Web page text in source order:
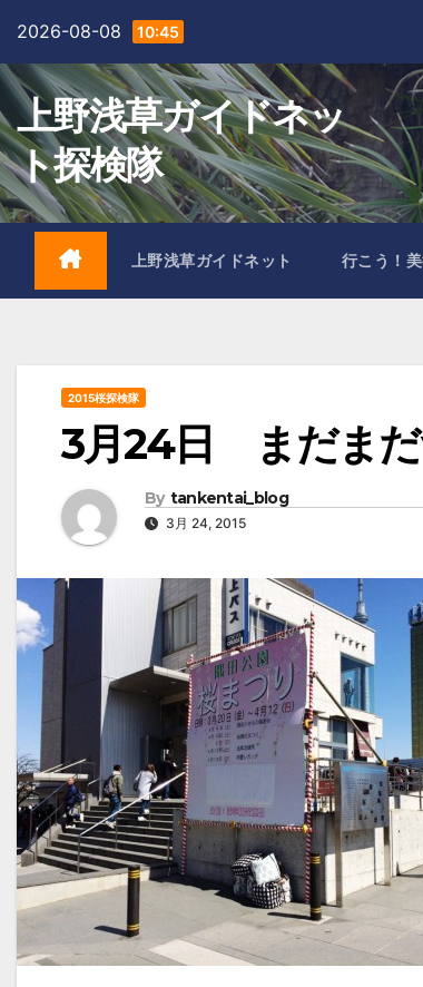
content
2026-08-08 10:45
上野浅草ガイドネッ
ト探検隊
上野浅草ガイドネット 行こう！
2015桜探検隊
3月24日 まだま
By tankentai_blog
3月 24, 2015